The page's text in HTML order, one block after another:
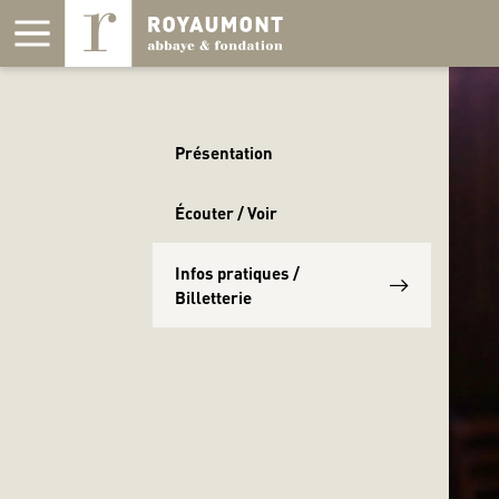
Présentation
Écouter / Voir
Infos pratiques /
Billetterie
Panneau de gestion des cookies